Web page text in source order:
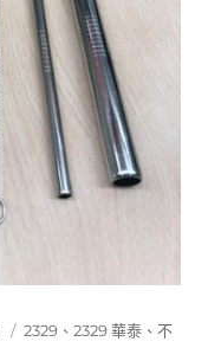
標
2329 、2329 華泰 、不